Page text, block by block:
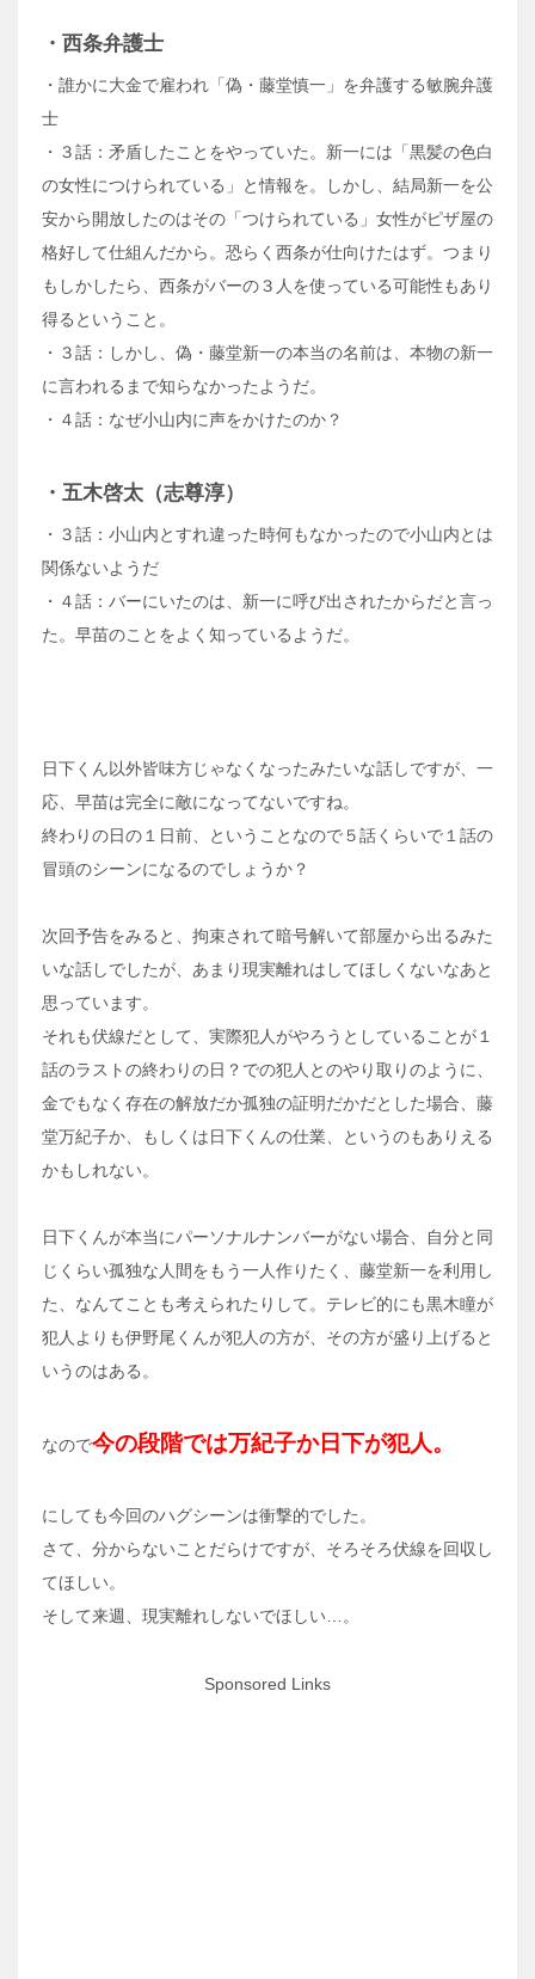
・西条弁護士
・誰かに大金で雇われ「偽・藤堂慎一」を弁護する敏腕弁護
士
・３話：矛盾したことをやっていた。新一には「黒髪の色白
の女性につけられている」と情報を。しかし、結局新一を公
安から開放したのはその「つけられている」女性がピザ屋の
格好して仕組んだから。恐らく西条が仕向けたはず。つまり
もしかしたら、西条がバーの３人を使っている可能性もあり
得るということ。
・３話：しかし、偽・藤堂新一の本当の名前は、本物の新一
に言われるまで知らなかったようだ。
・４話：なぜ小山内に声をかけたのか？
・五木啓太（志尊淳）
・３話：小山内とすれ違った時何もなかったので小山内とは
関係ないようだ
・４話：バーにいたのは、新一に呼び出されたからだと言っ
た。早苗のことをよく知っているようだ。
日下くん以外皆味方じゃなくなったみたいな話しですが、一
応、早苗は完全に敵になってないですね。
終わりの日の１日前、ということなので５話くらいで１話の
冒頭のシーンになるのでしょうか？
次回予告をみると、拘束されて暗号解いて部屋から出るみた
いな話しでしたが、あまり現実離れはしてほしくないなあと
思っています。
それも伏線だとして、実際犯人がやろうとしていることが１
話のラストの終わりの日？での犯人とのやり取りのように、
金でもなく存在の解放だか孤独の証明だかだとした場合、藤
堂万紀子か、もしくは日下くんの仕業、というのもありえる
かもしれない。
日下くんが本当にパーソナルナンバーがない場合、自分と同
じくらい孤独な人間をもう一人作りたく、藤堂新一を利用し
た、なんてことも考えられたりして。テレビ的にも黒木瞳が
犯人よりも伊野尾くんが犯人の方が、その方が盛り上げると
いうのはある。
なので今の段階では万紀子か日下が犯人。
にしても今回のハグシーンは衝撃的でした。
さて、分からないことだらけですが、そろそろ伏線を回収し
てほしい。
そして来週、現実離れしないでほしい…。
Sponsored Links